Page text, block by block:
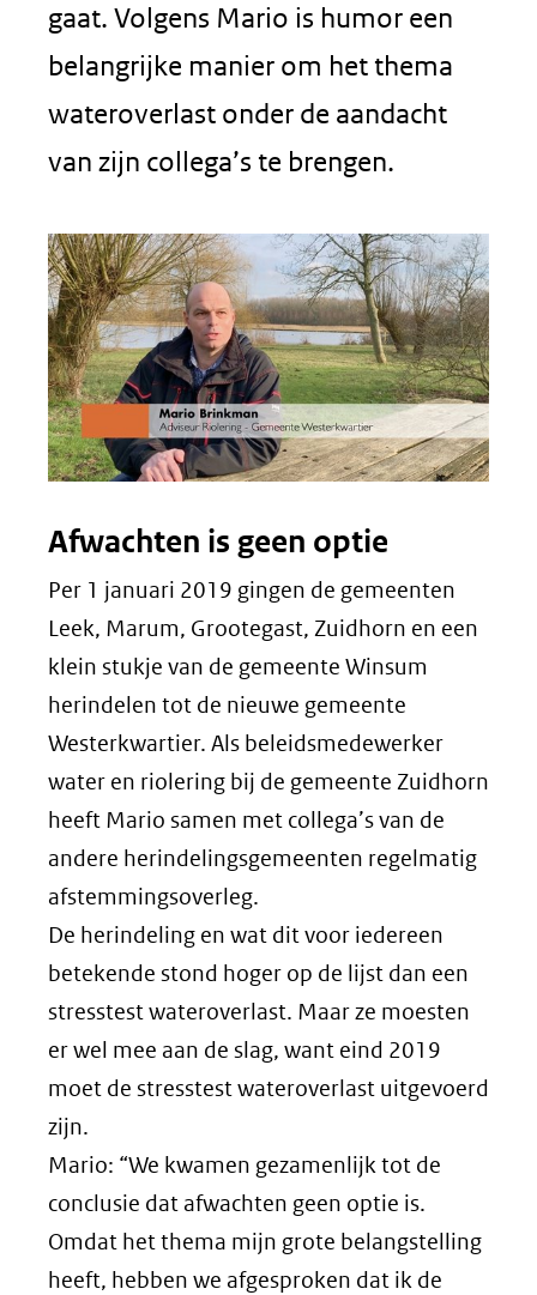
gaat. Volgens Mario is humor een
belangrijke manier om het thema
wateroverlast onder de aandacht
van zijn collega’s te brengen.
Afwachten is geen optie
Per 1 januari 2019 gingen de gemeenten
Leek, Marum, Grootegast, Zuidhorn en een
klein stukje van de gemeente Winsum
herindelen tot de nieuwe gemeente
Westerkwartier. Als beleidsmedewerker
water en riolering bij de gemeente Zuidhorn
heeft Mario samen met collega’s van de
andere herindelingsgemeenten regelmatig
afstemmingsoverleg.
De herindeling en wat dit voor iedereen
betekende stond hoger op de lijst dan een
stresstest wateroverlast. Maar ze moesten
er wel mee aan de slag, want eind 2019
moet de stresstest wateroverlast uitgevoerd
zijn.
Mario: “We kwamen gezamenlijk tot de
conclusie dat afwachten geen optie is.
Omdat het thema mijn grote belangstelling
heeft, hebben we afgesproken dat ik de